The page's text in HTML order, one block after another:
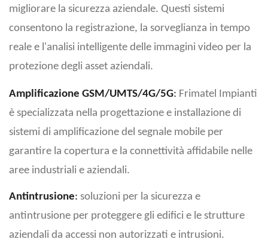
migliorare la sicurezza aziendale. Questi sistemi
consentono la registrazione, la sorveglianza in tempo
reale e l'analisi intelligente delle immagini video per la
protezione degli asset aziendali.
Amplificazione GSM/UMTS/4G/5G: Frimatel Impianti
è specializzata nella progettazione e installazione di
sistemi di amplificazione del segnale mobile per
garantire la copertura e la connettività affidabile nelle
aree industriali e aziendali.
Antintrusione: soluzioni per la sicurezza e
antintrusione per proteggere gli edifici e le strutture
aziendali da accessi non autorizzati e intrusioni.